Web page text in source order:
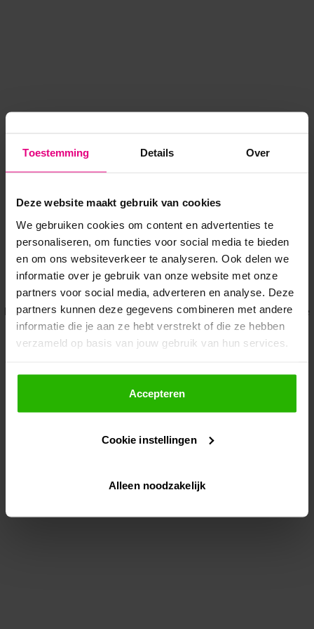
Toestemming Details Over
Deze website maakt gebruik van cookies
We gebruiken cookies om content en advertenties te
personaliseren, om functies voor social media te bieden
en om ons websiteverkeer te analyseren. Ook delen we
informatie over je gebruik van onze website met onze
partners voor social media, adverteren en analyse. Deze
partners kunnen deze gegevens combineren met andere
informatie die je aan ze hebt verstrekt of die ze hebben
verzameld op basis van jouw gebruik van hun services.
Als je op "Accepteer" klikt, dan geef je Voordeeluitjes.nl
toestemming om cookies voor social media en
gepersonaliseerde advertenties te plaatsen.
Lees hier meer over in onsprivacybeleid
Via "Cookie instellingen" kun je ook zelf instellen welke
Accepteren
Cookie instellingen
Alleen noodzakelijk
Application error: a client-side exception has occurred while
loadingwww.voordeeluitjes.nl (see the browser console for more
information).